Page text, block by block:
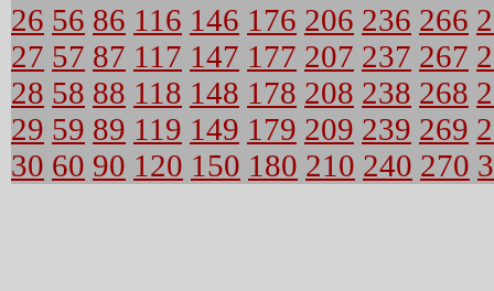
26 56 86 116 146 176 206 236 266
27 57 87 117 147 177 207 237 267
28 58 88 118 148 178 208 238 268
29 59 89 119 149 179 209 239 269
30 60 90 120 150 180 210 240 270